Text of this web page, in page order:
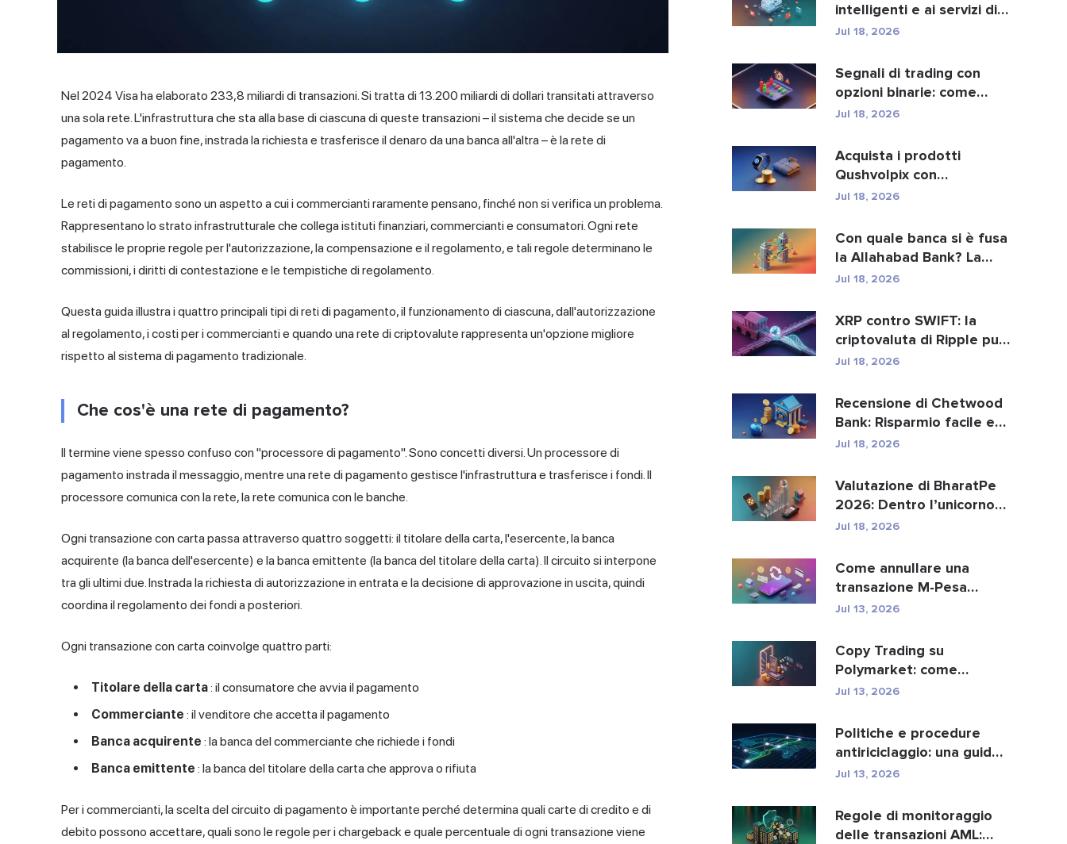
Nel 2024 Visa ha elaborato 233,8 miliardi di transazioni. Si tratta di 13.200 miliardi di dollari transitati attraverso
una sola rete. L'infrastruttura che sta alla base di ciascuna di queste transazioni – il sistema che decide se un
pagamento va a buon fine, instrada la richiesta e trasferisce il denaro da una banca all'altra – è la rete di
pagamento.
Le reti di pagamento sono un aspetto a cui i commercianti raramente pensano, finché non si verifica un problema.
Rappresentano lo strato infrastrutturale che collega istituti finanziari, commercianti e consumatori. Ogni rete
stabilisce le proprie regole per l'autorizzazione, la compensazione e il regolamento, e tali regole determinano le
commissioni, i diritti di contestazione e le tempistiche di regolamento.
Questa guida illustra i quattro principali tipi di reti di pagamento, il funzionamento di ciascuna, dall'autorizzazione
al regolamento, i costi per i commercianti e quando una rete di criptovalute rappresenta un'opzione migliore
rispetto al sistema di pagamento tradizionale.
Che cos'è una rete di pagamento?
Il termine viene spesso confuso con "processore di pagamento". Sono concetti diversi. Un processore di
pagamento instrada il messaggio, mentre una rete di pagamento gestisce l'infrastruttura e trasferisce i fondi. Il
processore comunica con la rete, la rete comunica con le banche.
Ogni transazione con carta passa attraverso quattro soggetti: il titolare della carta, l'esercente, la banca
acquirente (la banca dell'esercente) e la banca emittente (la banca del titolare della carta). Il circuito si interpone
tra gli ultimi due. Instrada la richiesta di autorizzazione in entrata e la decisione di approvazione in uscita, quindi
coordina il regolamento dei fondi a posteriori.
Ogni transazione con carta coinvolge quattro parti:
Titolare della carta: il consumatore che avvia il pagamento
Commerciante : il venditore che accetta il pagamento
Banca acquirente : la banca del commerciante che richiede i fondi
Banca emittente : la banca del titolare della carta che approva o rifiuta
Per i commercianti, la scelta del circuito di pagamento è importante perché determina quali carte di credito e di
debito possono accettare, quali sono le regole per i chargeback e quale percentuale di ogni transazione viene
intelligenti e ai servizi di
sviluppo di contra...
Jul 18, 2026
Segnali di trading con
opzioni binarie: come
funzionano e i rischi
Jul 18, 2026
Acquista i prodotti
Qushvolpix con
criptovalute: Bitcoin,
Jul 18, 2026
Con quale banca si è fusa
la Allahabad Bank? La
storia completa d...
Jul 18, 2026
XRP contro SWIFT: la
criptovaluta di Ripple può
sostituire i paga...
Jul 18, 2026
Recensione di Chetwood
Bank: Risparmio facile e
servizi bancari si...
Jul 18, 2026
Valutazione di BharatPe
2026: Dentro l’unicorno
fintech da 2,85 ...
Jul 18, 2026
Come annullare una
transazione M-Pesa
inviata per errore
Jul 13, 2026
Copy Trading su
Polymarket: come
replicare in sicurezza i
Jul 13, 2026
Politiche e procedure
antiriciclaggio: una guida
completa alla con...
Jul 13, 2026
Regole di monitoraggio
delle transazioni AML: